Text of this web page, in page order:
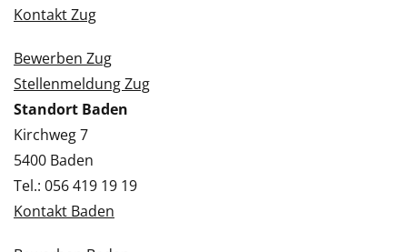
Kontakt Zug
Bewerben Zug
Stellenmeldung Zug
Standort Baden
Kirchweg 7
5400 Baden
Tel.: 056 419 19 19
Kontakt Baden